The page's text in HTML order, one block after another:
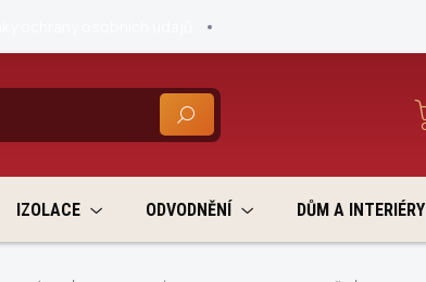
HLEDAT
IZOLACE ODVODNĚNÍ DŮM A INTERIÉRY